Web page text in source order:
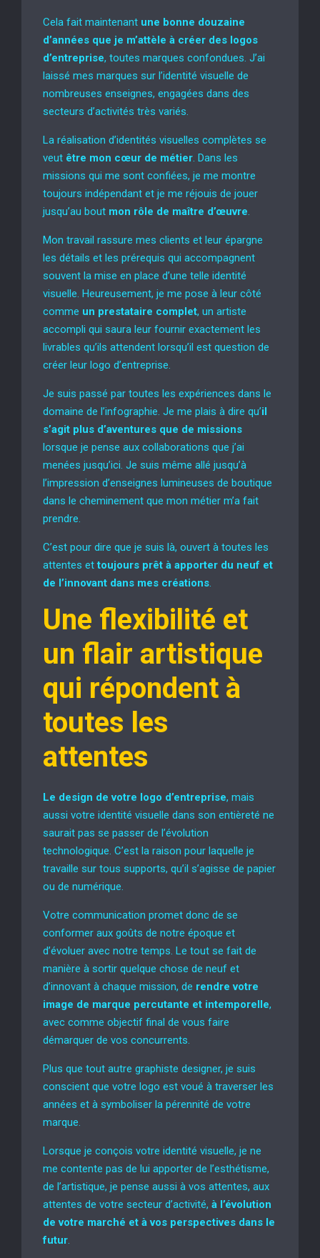
Cela fait maintenant une bonne douzaine
d’années que je m’attèle à créer des logos
d’entreprise, toutes marques confondues. J’ai
laissé mes marques sur l’identité visuelle de
nombreuses enseignes, engagées dans des
secteurs d’activités très variés.
La réalisation d’identités visuelles complètes se
veut être mon cœur de métier. Dans les
missions qui me sont confiées, je me montre
toujours indépendant et je me réjouis de jouer
jusqu’au bout mon rôle de maître d’œuvre.
Mon travail rassure mes clients et leur épargne
les détails et les prérequis qui accompagnent
souvent la mise en place d’une telle identité
visuelle. Heureusement, je me pose à leur côté
comme un prestataire complet, un artiste
accompli qui saura leur fournir exactement les
livrables qu’ils attendent lorsqu’il est question de
créer leur logo d’entreprise.
Je suis passé par toutes les expériences dans le
domaine de l’infographie. Je me plais à dire qu’il
s’agit plus d’aventures que de missions
lorsque je pense aux collaborations que j’ai
menées jusqu’ici. Je suis même allé jusqu’à
l’impression d’enseignes lumineuses de boutique
dans le cheminement que mon métier m’a fait
prendre.
C’est pour dire que je suis là, ouvert à toutes les
attentes ettoujours prêt à apporter du neuf et
de l’innovant dans mes créations.
Une flexibilité et
un flair artistique
qui répondent à
toutes les
attentes
Le design de votre logo d’entreprise, mais
aussi votre identité visuelle dans son entièreté ne
saurait pas se passer de l’évolution
technologique. C’est la raison pour laquelle je
travaille sur tous supports, qu’il s’agisse de papier
ou de numérique.
Votre communication promet donc de se
conformer aux goûts de notre époque et
d’évoluer avec notre temps. Le tout se fait de
manière à sortir quelque chose de neuf et
d’innovant à chaque mission, de rendre votre
image de marque percutante et intemporelle,
avec comme objectif final de vous faire
démarquer de vos concurrents.
Plus que tout autre graphiste designer, je suis
conscient que votre logo est voué à traverser les
années et à symboliser la pérennité de votre
marque.
Lorsque je conçois votre identité visuelle, je ne
me contente pas de lui apporter de l’esthétisme,
de l’artistique, je pense aussi à vos attentes, aux
attentes de votre secteur d’activité, à l’évolution
de votre marché et à vos perspectives dans le
futur.